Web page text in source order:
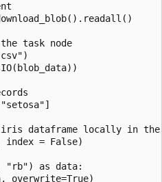
task node
dataframe locally in the
index = False)
"rb") as data: